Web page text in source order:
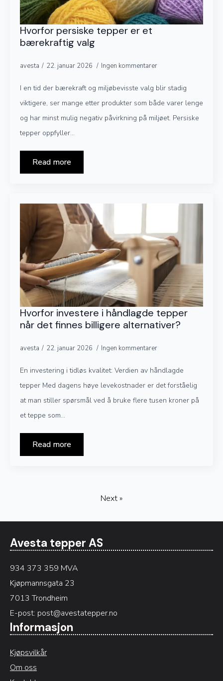
Hvorfor persiske tepper er et
bærekraftig valg
avesta 22. januar 2026 Ingen kommentarer
I en tid der bærekraft og miljøbevisste valg blir stadig
viktigere, ser mange etter produkter som både varer lenge
og har minst mulig negativ påvirkning på miljøet. Persiske
tepper oppfyller…
Read more
Hvorfor investere i håndlagde tepper
når det finnes billigere alternativer?
avesta 22. januar 2026 Ingen kommentarer
En investering i tidløs kvalitet: Verdien av håndlagde
tepper Med dagens høye levekostnader er det forståelig
at man stiller spørsmål ved å bruke flere tusen kroner på
et teppe som…
Read more
Next »
Avesta tepper AS
934 373 359 MVA
Kjøpmannsgata 23
7013 Trondheim
E-post: post@avestatepper.no
Informasjon
Kjøpsvilkår
Om oss